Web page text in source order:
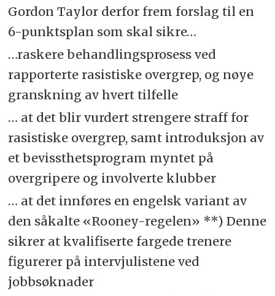
Gordon Taylor derfor frem forslag til en
6-punktsplan som skal sikre…
…raskere behandlingsprosess ved
rapporterte rasistiske overgrep, og nøye
granskning av hvert tilfelle
… at det blir vurdert strengere straff for
rasistiske overgrep, samt introduksjon av
et bevissthetsprogram myntet på
overgripere og involverte klubber
… at det innføres en engelsk variant av
den såkalte «Rooney-regelen» **) Denne
sikrer at kvalifiserte fargede trenere
figurerer på intervjulistene ved
jobbsøknader